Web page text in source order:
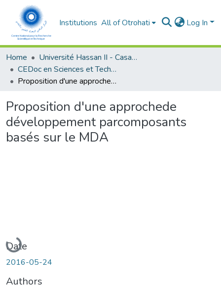
Institutions All of Otrohati Log In
Home
Université Hassan II - Casablanca
CEDoc en Sciences et Techniques et Sciences Médicales (CED -STSM)
Proposition d'une approchede développement parcomposants basés sur le MDA
Proposition d'une approchede
développement parcomposants
basés sur le MDA
Loading...
Date
2016-05-24
Authors